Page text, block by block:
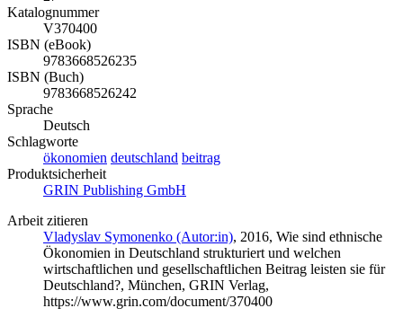
Katalognummer
V370400
ISBN (eBook)
9783668526235
ISBN (Buch)
9783668526242
Sprache
Deutsch
Schlagworte
ökonomien deutschland beitrag
Produktsicherheit
GRIN Publishing GmbH
Arbeit zitieren
Vladyslav Symonenko (Autor:in), 2016, Wie sind ethnische
Ökonomien in Deutschland strukturiert und welchen
wirtschaftlichen und gesellschaftlichen Beitrag leisten sie für
Deutschland?, München, GRIN Verlag,
https://www.grin.com/document/370400